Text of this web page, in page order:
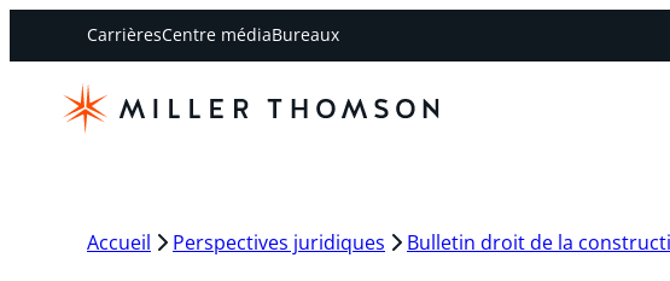
CarrièresCentre médiaBureaux
Accueil Perspectives juridiques Bulletin droit de la